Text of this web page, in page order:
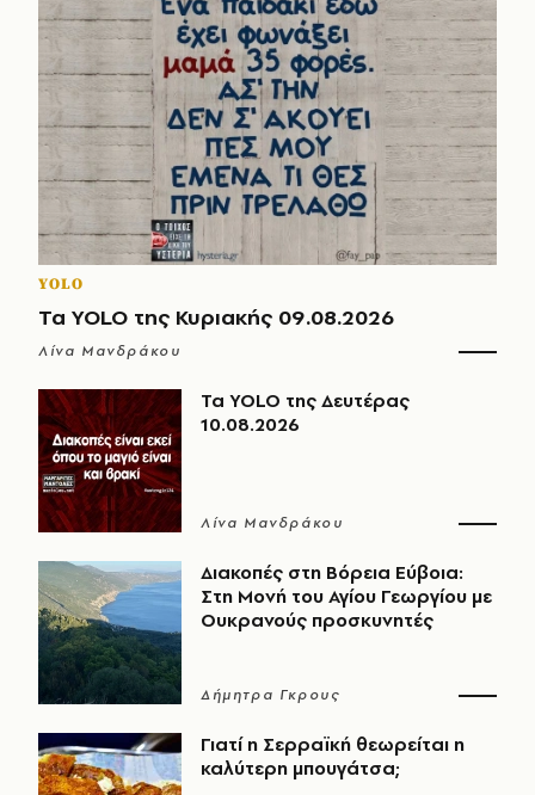
YOLO
Τα YOLO της Κυριακής 09.08.2026
Λίνα Μανδράκου
Τα YOLO της Δευτέρας
10.08.2026
Λίνα Μανδράκου
Διακοπές στη Βόρεια Εύβοια:
Στη Μονή του Αγίου Γεωργίου με
Ουκρανούς προσκυνητές
Δήμητρα Γκρους
Γιατί η Σερραϊκή θεωρείται η
καλύτερη μπουγάτσα;